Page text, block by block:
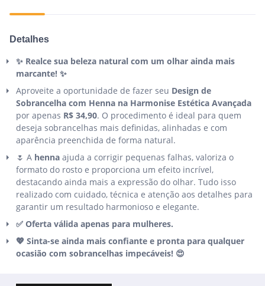
Detalhes
✨ Realce sua beleza natural com um olhar ainda mais
marcante! ✨
Aproveite a oportunidade de fazer seu Design de
Sobrancelha com Henna na Harmonise Estética Avançada
por apenas R$ 34,90. O procedimento é ideal para quem
deseja sobrancelhas mais definidas, alinhadas e com
aparência preenchida de forma natural.
🌷 A henna ajuda a corrigir pequenas falhas, valoriza o
formato do rosto e proporciona um efeito incrível,
destacando ainda mais a expressão do olhar. Tudo isso
realizado com cuidado, técnica e atenção aos detalhes para
garantir um resultado harmonioso e elegante.
✅ Oferta válida apenas para mulheres.
💖 Sinta-se ainda mais confiante e pronta para qualquer
ocasião com sobrancelhas impecáveis! 😍